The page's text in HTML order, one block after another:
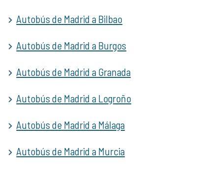
Autobús de Madrid a Bilbao
Autobús de Madrid a Burgos
Autobús de Madrid a Granada
Autobús de Madrid a Logroño
Autobús de Madrid a Málaga
Autobús de Madrid a Murcia